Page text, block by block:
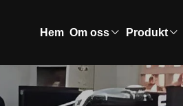
Hem Om oss Produkt